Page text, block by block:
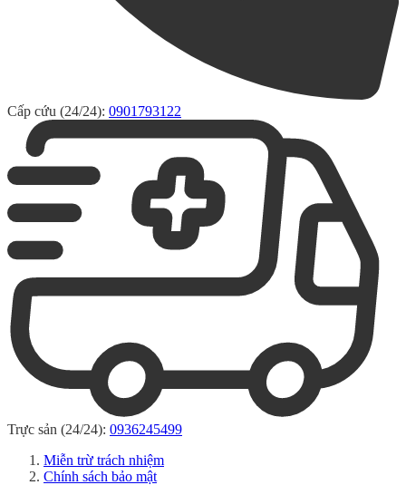
Cấp cứu (24/24): 0901793122
Trực sản (24/24): 0936245499
Miễn trừ trách nhiệm
Chính sách bảo mật